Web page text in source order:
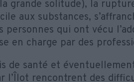
grande solitude), la
aux substances,
personnes qui ont vécu
en charge par des
de santé et
l’Îlot rencontrent des